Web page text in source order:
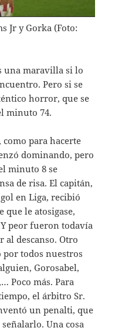
Jr y Gorka (Foto:
una maravilla si lo
Pero si se
horror, que se
minuto 74.
para hacerte
dominando, pero
minuto 8 se
de risa. El capitán,
en Liga, recibió
que le atosigase,
peor fueron todavía
al descanso. Otro
todos nuestros
Gorosabel,
Poco más. Para
el árbitro Sr.
un penalti, que
Una cosa